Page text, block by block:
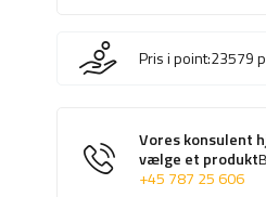
Pris i point:23579
Vores konsulent
vælge et produkt
+45 787 25 606